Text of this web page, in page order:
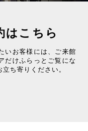
はこちら
いお客様には、ご来館
だけふらっとご覧にな
ち寄りください。